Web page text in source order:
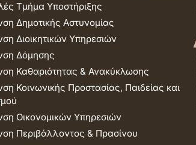
Τμήμα Υποστήριξης
Δημοτικής Αστυνομίας
Διοικητικών Υπηρεσιών
Δόμησης
Καθαριότητας & Ανακύκλωσης
Κοινωνικής Προστασίας, Παιδείας και
Οικονομικών Υπηρεσιών
Περιβάλλοντος & Πρασίνου